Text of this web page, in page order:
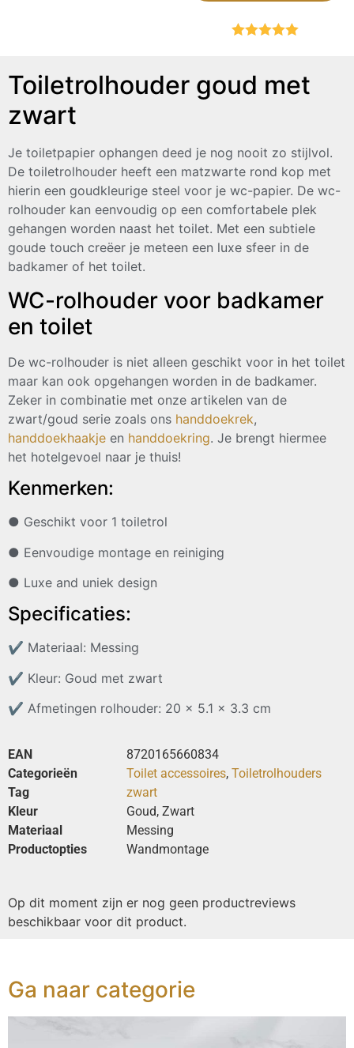
Toiletrolhouder goud met
zwart
Je toiletpapier ophangen deed je nog nooit zo stijlvol.
De toiletrolhouder heeft een matzwarte rond kop met
hierin een goudkleurige steel voor je wc-papier. De wc-
rolhouder kan eenvoudig op een comfortabele plek
gehangen worden naast het toilet. Met een subtiele
goude touch creëer je meteen een luxe sfeer in de
badkamer of het toilet.
WC-rolhouder voor badkamer
en toilet
De wc-rolhouder is niet alleen geschikt voor in het toilet
maar kan ook opgehangen worden in de badkamer.
Zeker in combinatie met onze artikelen van de
zwart/goud serie zoals ons handdoekrek,
handdoekhaakje en handdoekring. Je brengt hiermee
het hotelgevoel naar je thuis!
Kenmerken:
● Geschikt voor 1 toiletrol
● Eenvoudige montage en reiniging
● Luxe and uniek design
Specificaties:
✔ Materiaal: Messing
✔ Kleur: Goud met zwart
✔ Afmetingen rolhouder: 20 x 5.1 x 3.3 cm
EAN
8720165660834
Categorieën
Toilet accessoires, Toiletrolhouders
Tag
zwart
Kleur
Goud, Zwart
Materiaal
Messing
Productopties
Wandmontage
Op dit moment zijn er nog geen productreviews
beschikbaar voor dit product.
Ga naar categorie